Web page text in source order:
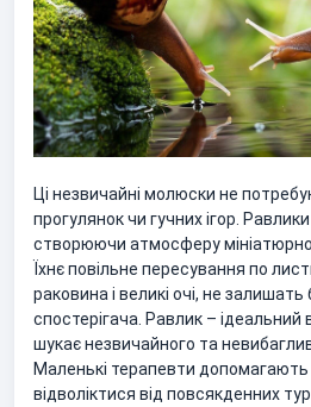
Ці незвичайні молюски не
прогулянок чи гучних ігор.
створюючи атмосферу
Їхнє повільне пересування по
раковина і великі очі, не
спостерігача. Равлик – ідеальний
шукає незвичайного та
Маленькі терапевти допомагають
відволіктися від повсякденних